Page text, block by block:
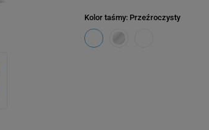
Kolor taśmy: Przeźroczysty